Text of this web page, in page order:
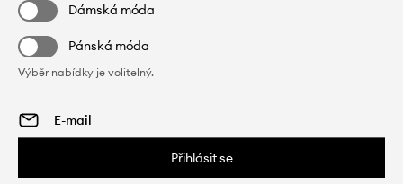
Dámská móda
Pánská móda
Výběr nabídky je volitelný.
Přihlásit se